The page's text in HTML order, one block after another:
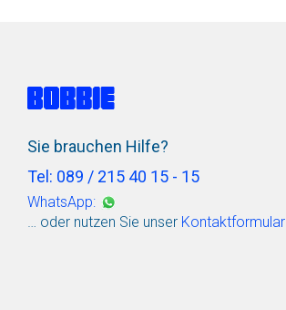
Sie brauchen Hilfe?
Tel: 089 / 215 40 15 - 15
WhatsApp:
… oder nutzen Sie unser Kontaktformular